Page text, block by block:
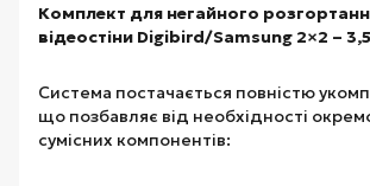
Комплект для негайного
відеостіни Digibird/Samsung 2×2 –
Система постачається повністю
що позбавляє від необхідності
сумісних компонентів: